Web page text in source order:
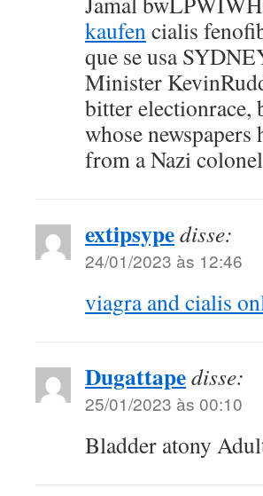
kaufencialis
que se usa
Minister
bitter
whose
from a Nazi
extipsypedisse:
24/01/2023 às 12:46
viagra and cialis
Dugattapedisse:
25/01/2023 às 00:10
Bladder atony